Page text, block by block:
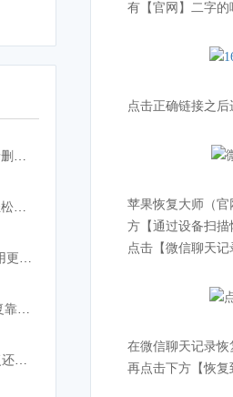
苹果手机备忘录怎么恢复数据?备忘录删除怎么恢复？
如何找回手机相册删除的照片?如何轻松快速恢复？
苹果手机开发“丢失找回”功能，让使用更加安心！
相机sd卡受损怎么修复？sd卡数据恢复靠这招
u盘插电脑上不显示怎么办？数据恢复还有希望吗
有【官网】二字的
点击正确链接之
苹果恢复大师（官
方【通过设备扫描
点击【微信聊天记
在微信聊天记录恢
再点击下方【恢复